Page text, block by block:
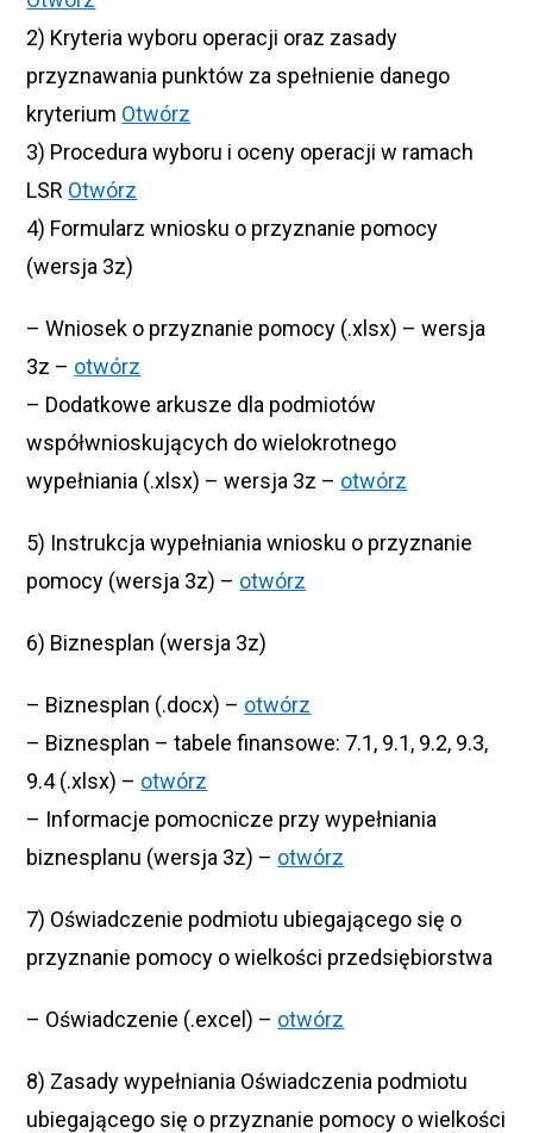
2) Kryteria wyboru operacji oraz zasady
przyznawania punktów za spełnienie danego
kryterium Otwórz
3) Procedura wyboru i oceny operacji w ramach
LSR Otwórz
4) Formularz wniosku o przyznanie pomocy
(wersja 3z)
– Wniosek o przyznanie pomocy (.xlsx) – wersja
3z – otwórz
– Dodatkowe arkusze dla podmiotów
współwnioskujących do wielokrotnego
wypełniania (.xlsx) – wersja 3z – otwórz
5) Instrukcja wypełniania wniosku o przyznanie
pomocy (wersja 3z) – otwórz
6) Biznesplan (wersja 3z)
– Biznesplan (.docx) – otwórz
– Biznesplan – tabele finansowe: 7.1, 9.1, 9.2, 9.3,
9.4 (.xlsx) – otwórz
– Informacje pomocnicze przy wypełniania
biznesplanu (wersja 3z) – otwórz
7) Oświadczenie podmiotu ubiegającego się o
przyznanie pomocy o wielkości przedsiębiorstwa
– Oświadczenie (.excel) – otwórz
8) Zasady wypełniania Oświadczenia podmiotu
ubiegającego się o przyznanie pomocy o wielkości